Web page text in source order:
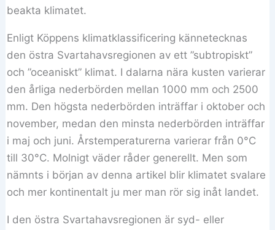
beakta klimatet.
Enligt Köppens klimatklassificering kännetecknas
den östra Svartahavsregionen av ett ”subtropiskt”
och ”oceaniskt” klimat. I dalarna nära kusten varierar
den årliga nederbörden mellan 1000 mm och 2500
mm. Den högsta nederbörden inträffar i oktober och
november, medan den minsta nederbörden inträffar
i maj och juni. Årstemperaturerna varierar från 0°C
till 30°C. Molnigt väder råder generellt. Men som
nämnts i början av denna artikel blir klimatet svalare
och mer kontinentalt ju mer man rör sig inåt landet.
I den östra Svartahavsregionen är syd- eller